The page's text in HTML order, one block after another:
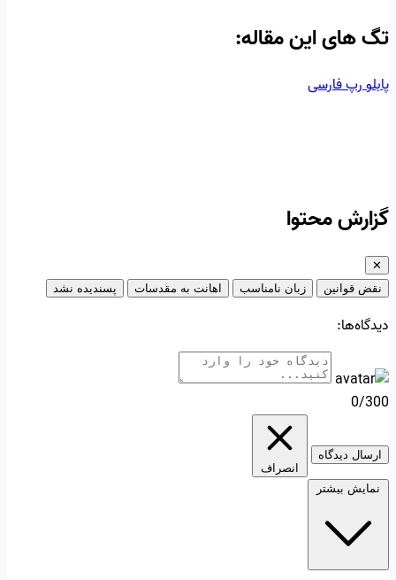
تگ‌ های این مقاله:
پابلورپ فارسی
گزارش محتوا
✕
نقض قوانین
زبان نامناسب اهانت به مقدسات پسندیده نشد
دیدگاه‌ها:
0/300
ارسال دیدگاه
انصراف
نمایش بیشتر